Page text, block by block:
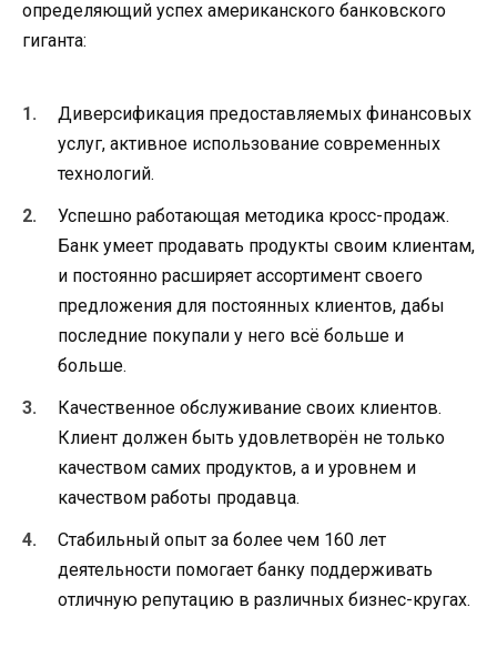
определяющий успех американского банковского
гиганта:
Диверсификация предоставляемых финансовых
услуг, активное использование современных
технологий.
Успешно работающая методика кросс-продаж.
Банк умеет продавать продукты своим клиентам,
и постоянно расширяет ассортимент своего
предложения для постоянных клиентов, дабы
последние покупали у него всё больше и
больше.
Качественное обслуживание своих клиентов.
Клиент должен быть удовлетворён не только
качеством самих продуктов, а и уровнем и
качеством работы продавца.
Стабильный опыт за более чем 160 лет
деятельности помогает банку поддерживать
отличную репутацию в различных бизнес-кругах.